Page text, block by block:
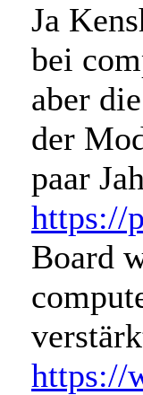
Ja
bei
aber
der
paar
https://
Board
https://